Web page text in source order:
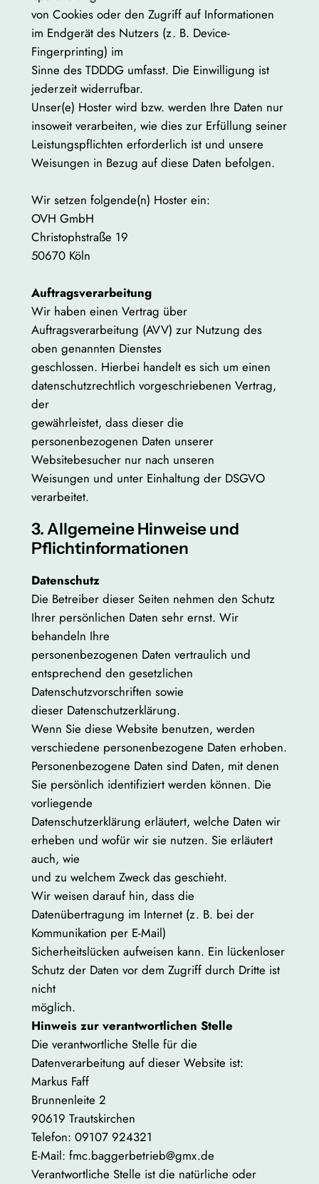
von Cookies oder den Zugriff auf Informationen
im Endgerät des Nutzers (z. B. Device-
Fingerprinting) im
Sinne des TDDDG umfasst. Die Einwilligung ist
jederzeit widerrufbar.
Unser(e) Hoster wird bzw. werden Ihre Daten nur
insoweit verarbeiten, wie dies zur Erfüllung seiner
Leistungspflichten erforderlich ist und unsere
Weisungen in Bezug auf diese Daten befolgen.
Wir setzen folgende(n) Hoster ein:
OVH GmbH
Christophstraße 19
50670 Köln
Auftragsverarbeitung
Wir haben einen Vertrag über
Auftragsverarbeitung (AVV) zur Nutzung des
oben genannten Dienstes
geschlossen. Hierbei handelt es sich um einen
datenschutzrechtlich vorgeschriebenen Vertrag,
der
gewährleistet, dass dieser die
personenbezogenen Daten unserer
Websitebesucher nur nach unseren
Weisungen und unter Einhaltung der DSGVO
verarbeitet.
3. Allgemeine Hinweise und
Pflichtinformationen
Datenschutz
Die Betreiber dieser Seiten nehmen den Schutz
Ihrer persönlichen Daten sehr ernst. Wir
behandeln Ihre
personenbezogenen Daten vertraulich und
entsprechend den gesetzlichen
Datenschutzvorschriften sowie
dieser Datenschutzerklärung.
Wenn Sie diese Website benutzen, werden
verschiedene personenbezogene Daten erhoben.
Personenbezogene Daten sind Daten, mit denen
Sie persönlich identifiziert werden können. Die
vorliegende
Datenschutzerklärung erläutert, welche Daten wir
erheben und wofür wir sie nutzen. Sie erläutert
auch, wie
und zu welchem Zweck das geschieht.
Wir weisen darauf hin, dass die
Datenübertragung im Internet (z. B. bei der
Kommunikation per E-Mail)
Sicherheitslücken aufweisen kann. Ein lückenloser
Schutz der Daten vor dem Zugriff durch Dritte ist
nicht
möglich.
Hinweis zur verantwortlichen Stelle
Die verantwortliche Stelle für die
Datenverarbeitung auf dieser Website ist:
Markus Faff
Brunnenleite 2
90619 Trautskirchen
Telefon: 09107 924321
E-Mail: fmc.baggerbetrieb@gmx.de
Verantwortliche Stelle ist die natürliche oder